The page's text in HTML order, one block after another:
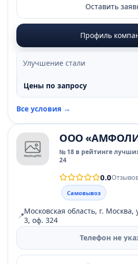
Оставить
Профиль
Улучшение стали
Цены по запросу
Все условия →
ООО
№ 18 в рейтинге
24
0.0
Самовывоз
📍Московская область, г. Москва,
3, оф. 324
Телефон не